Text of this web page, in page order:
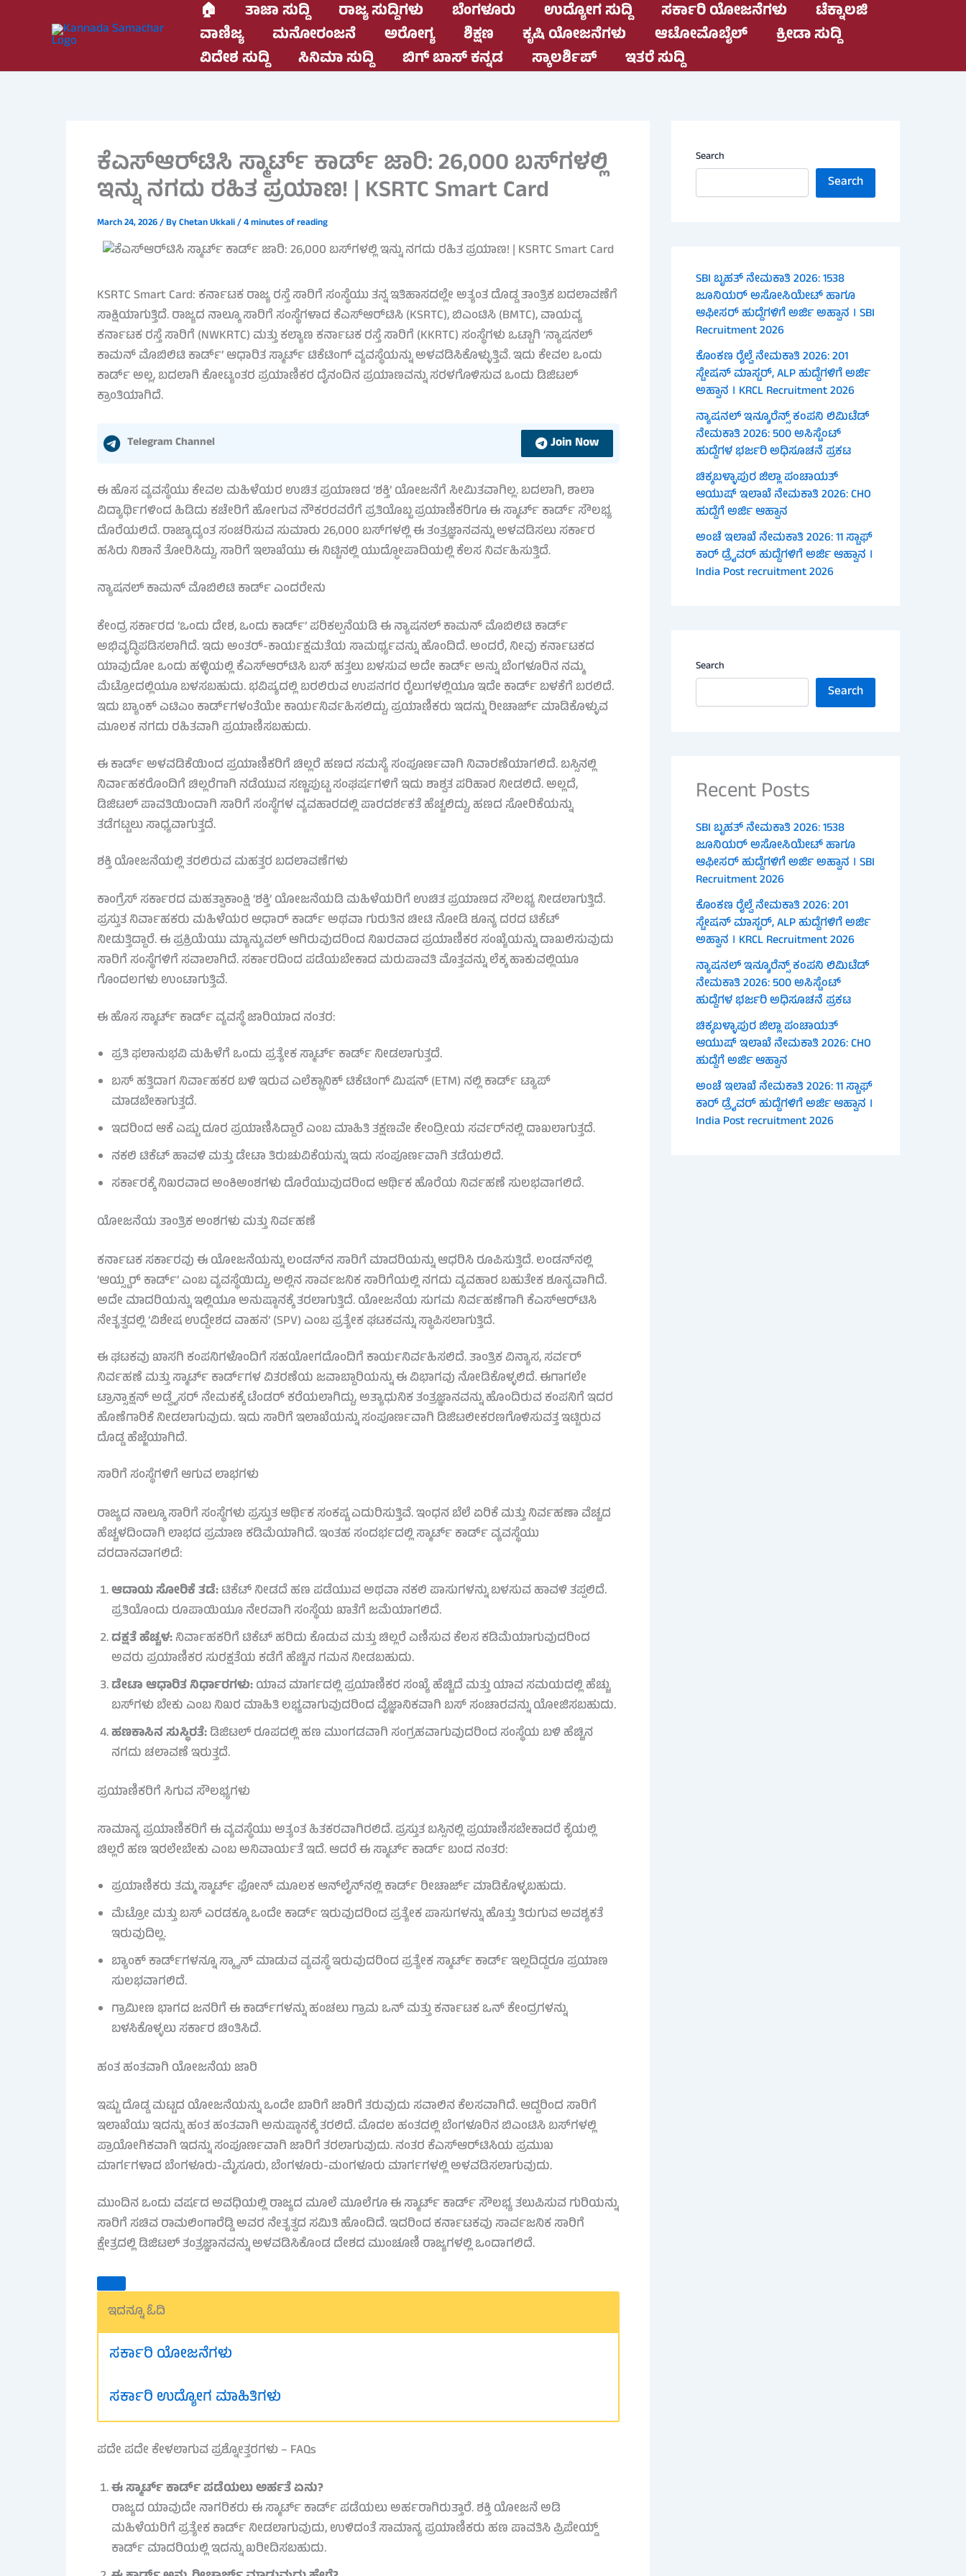
🏠 ತಾಜಾ ಸುದ್ದಿ ರಾಜ್ಯ ಸುದ್ದಿಗಳು ಬೆಂಗಳೂರು ಉದ್ಯೋಗ ಸುದ್ದಿ ಸರ್ಕಾರಿ ಯೋಜನೆಗಳು
ಟೆಕ್ನಾಲಜಿ
ವಾಣಿಜ್ಯ
ಮನೋರಂಜನೆ ಅರೋಗ್ಯ ಶಿಕ್ಷಣ ಕೃಷಿ ಯೋಜನೆಗಳು ಆಟೋಮೊಬೈಲ್
ಕ್ರೀಡಾ ಸುದ್ದಿ
ವಿದೇಶ ಸುದ್ದಿ
ಸಿನಿಮಾ ಸುದ್ದಿ ಬಿಗ್ ಬಾಸ್ ಕನ್ನಡ ಸ್ಕಾಲರ್ಶಿಪ್ ಇತರೆ ಸುದ್ದಿ
ಕೆಎಸ್‌ಆರ್‌ಟಿಸಿ ಸ್ಮಾರ್ಟ್ ಕಾರ್ಡ್ ಜಾರಿ: 26,000 ಬಸ್‌ಗಳಲ್ಲಿ
ಇನ್ನು ನಗದು ರಹಿತ ಪ್ರಯಾಣ! | KSRTC Smart Card
March 24, 2026/ ByChetan Ukkali/4 minutes of reading
KSRTC Smart Card: ಕರ್ನಾಟಕ ರಾಜ್ಯ ರಸ್ತೆ ಸಾರಿಗೆ ಸಂಸ್ಥೆಯು ತನ್ನ ಇತಿಹಾಸದಲ್ಲೇ ಅತ್ಯಂತ ದೊಡ್ಡ ತಾಂತ್ರಿಕ ಬದಲಾವಣೆಗೆ
ಸಾಕ್ಷಿಯಾಗುತ್ತಿದೆ. ರಾಜ್ಯದ ನಾಲ್ಕೂ ಸಾರಿಗೆ ಸಂಸ್ಥೆಗಳಾದ ಕೆಎಸ್‌ಆರ್‌ಟಿಸಿ (KSRTC), ಬಿಎಂಟಿಸಿ (BMTC), ವಾಯವ್ಯ
ಕರ್ನಾಟಕ ರಸ್ತೆ ಸಾರಿಗೆ (NWKRTC) ಮತ್ತು ಕಲ್ಯಾಣ ಕರ್ನಾಟಕ ರಸ್ತೆ ಸಾರಿಗೆ (KKRTC) ಸಂಸ್ಥೆಗಳು ಒಟ್ಟಾಗಿ ‘ನ್ಯಾಷನಲ್
ಕಾಮನ್ ಮೊಬಿಲಿಟಿ ಕಾರ್ಡ್’ ಆಧಾರಿತ ಸ್ಮಾರ್ಟ್ ಟಿಕೆಟಿಂಗ್ ವ್ಯವಸ್ಥೆಯನ್ನು ಅಳವಡಿಸಿಕೊಳ್ಳುತ್ತಿವೆ. ಇದು ಕೇವಲ ಒಂದು
ಕಾರ್ಡ್ ಅಲ್ಲ, ಬದಲಾಗಿ ಕೋಟ್ಯಂತರ ಪ್ರಯಾಣಿಕರ ದೈನಂದಿನ ಪ್ರಯಾಣವನ್ನು ಸರಳಗೊಳಿಸುವ ಒಂದು ಡಿಜಿಟಲ್
ಕ್ರಾಂತಿಯಾಗಿದೆ.
Telegram Channel Join Now
ಈ ಹೊಸ ವ್ಯವಸ್ಥೆಯು ಕೇವಲ ಮಹಿಳೆಯರ ಉಚಿತ ಪ್ರಯಾಣದ ‘ಶಕ್ತಿ’ ಯೋಜನೆಗೆ ಸೀಮಿತವಾಗಿಲ್ಲ. ಬದಲಾಗಿ, ಶಾಲಾ
ವಿದ್ಯಾರ್ಥಿಗಳಿಂದ ಹಿಡಿದು ಕಚೇರಿಗೆ ಹೋಗುವ ನೌಕರರವರೆಗೆ ಪ್ರತಿಯೊಬ್ಬ ಪ್ರಯಾಣಿಕರಿಗೂ ಈ ಸ್ಮಾರ್ಟ್ ಕಾರ್ಡ್ ಸೌಲಭ್ಯ
ದೊರೆಯಲಿದೆ. ರಾಜ್ಯಾದ್ಯಂತ ಸಂಚರಿಸುವ ಸುಮಾರು 26,000 ಬಸ್‌ಗಳಲ್ಲಿ ಈ ತಂತ್ರಜ್ಞಾನವನ್ನು ಅಳವಡಿಸಲು ಸರ್ಕಾರ
ಹಸಿರು ನಿಶಾನೆ ತೋರಿಸಿದ್ದು, ಸಾರಿಗೆ ಇಲಾಖೆಯು ಈ ನಿಟ್ಟಿನಲ್ಲಿ ಯುದ್ಧೋಪಾದಿಯಲ್ಲಿ ಕೆಲಸ ನಿರ್ವಹಿಸುತ್ತಿದೆ.
ನ್ಯಾಷನಲ್ ಕಾಮನ್ ಮೊಬಿಲಿಟಿ ಕಾರ್ಡ್ ಎಂದರೇನು
ಕೇಂದ್ರ ಸರ್ಕಾರದ ‘ಒಂದು ದೇಶ, ಒಂದು ಕಾರ್ಡ್’ ಪರಿಕಲ್ಪನೆಯಡಿ ಈ ನ್ಯಾಷನಲ್ ಕಾಮನ್ ಮೊಬಿಲಿಟಿ ಕಾರ್ಡ್
ಅಭಿವೃದ್ಧಿಪಡಿಸಲಾಗಿದೆ. ಇದು ಅಂತರ್-ಕಾರ್ಯಕ್ಷಮತೆಯ ಸಾಮರ್ಥ್ಯವನ್ನು ಹೊಂದಿದೆ. ಅಂದರೆ, ನೀವು ಕರ್ನಾಟಕದ
ಯಾವುದೋ ಒಂದು ಹಳ್ಳಿಯಲ್ಲಿ ಕೆಎಸ್‌ಆರ್‌ಟಿಸಿ ಬಸ್ ಹತ್ತಲು ಬಳಸುವ ಅದೇ ಕಾರ್ಡ್ ಅನ್ನು ಬೆಂಗಳೂರಿನ ನಮ್ಮ
ಮೆಟ್ರೋದಲ್ಲಿಯೂ ಬಳಸಬಹುದು. ಭವಿಷ್ಯದಲ್ಲಿ ಬರಲಿರುವ ಉಪನಗರ ರೈಲುಗಳಲ್ಲಿಯೂ ಇದೇ ಕಾರ್ಡ್ ಬಳಕೆಗೆ ಬರಲಿದೆ.
ಇದು ಬ್ಯಾಂಕ್ ಎಟಿಎಂ ಕಾರ್ಡ್‌ಗಳಂತೆಯೇ ಕಾರ್ಯನಿರ್ವಹಿಸಲಿದ್ದು, ಪ್ರಯಾಣಿಕರು ಇದನ್ನು ರೀಚಾರ್ಜ್ ಮಾಡಿಕೊಳ್ಳುವ
ಮೂಲಕ ನಗದು ರಹಿತವಾಗಿ ಪ್ರಯಾಣಿಸಬಹುದು.
ಈ ಕಾರ್ಡ್ ಅಳವಡಿಕೆಯಿಂದ ಪ್ರಯಾಣಿಕರಿಗೆ ಚಿಲ್ಲರೆ ಹಣದ ಸಮಸ್ಯೆ ಸಂಪೂರ್ಣವಾಗಿ ನಿವಾರಣೆಯಾಗಲಿದೆ. ಬಸ್ಸಿನಲ್ಲಿ
ನಿರ್ವಾಹಕರೊಂದಿಗೆ ಚಿಲ್ಲರೆಗಾಗಿ ನಡೆಯುವ ಸಣ್ಣಪುಟ್ಟ ಸಂಘರ್ಷಗಳಿಗೆ ಇದು ಶಾಶ್ವತ ಪರಿಹಾರ ನೀಡಲಿದೆ. ಅಲ್ಲದೆ,
ಡಿಜಿಟಲ್ ಪಾವತಿಯಿಂದಾಗಿ ಸಾರಿಗೆ ಸಂಸ್ಥೆಗಳ ವ್ಯವಹಾರದಲ್ಲಿ ಪಾರದರ್ಶಕತೆ ಹೆಚ್ಚಲಿದ್ದು, ಹಣದ ಸೋರಿಕೆಯನ್ನು
ತಡೆಗಟ್ಟಲು ಸಾಧ್ಯವಾಗುತ್ತದೆ.
ಶಕ್ತಿ ಯೋಜನೆಯಲ್ಲಿ ತರಲಿರುವ ಮಹತ್ತರ ಬದಲಾವಣೆಗಳು
ಕಾಂಗ್ರೆಸ್ ಸರ್ಕಾರದ ಮಹತ್ವಾಕಾಂಕ್ಷಿ ‘ಶಕ್ತಿ’ ಯೋಜನೆಯಡಿ ಮಹಿಳೆಯರಿಗೆ ಉಚಿತ ಪ್ರಯಾಣದ ಸೌಲಭ್ಯ ನೀಡಲಾಗುತ್ತಿದೆ.
ಪ್ರಸ್ತುತ ನಿರ್ವಾಹಕರು ಮಹಿಳೆಯರ ಆಧಾರ್ ಕಾರ್ಡ್ ಅಥವಾ ಗುರುತಿನ ಚೀಟಿ ನೋಡಿ ಶೂನ್ಯ ದರದ ಟಿಕೆಟ್
ನೀಡುತ್ತಿದ್ದಾರೆ. ಈ ಪ್ರಕ್ರಿಯೆಯು ಮ್ಯಾನ್ಯುವಲ್ ಆಗಿರುವುದರಿಂದ ನಿಖರವಾದ ಪ್ರಯಾಣಿಕರ ಸಂಖ್ಯೆಯನ್ನು ದಾಖಲಿಸುವುದು
ಸಾರಿಗೆ ಸಂಸ್ಥೆಗಳಿಗೆ ಸವಾಲಾಗಿದೆ. ಸರ್ಕಾರದಿಂದ ಪಡೆಯಬೇಕಾದ ಮರುಪಾವತಿ ಮೊತ್ತವನ್ನು ಲೆಕ್ಕ ಹಾಕುವಲ್ಲಿಯೂ
ಗೊಂದಲಗಳು ಉಂಟಾಗುತ್ತಿವೆ.
ಈ ಹೊಸ ಸ್ಮಾರ್ಟ್ ಕಾರ್ಡ್ ವ್ಯವಸ್ಥೆ ಜಾರಿಯಾದ ನಂತರ:
ಪ್ರತಿ ಫಲಾನುಭವಿ ಮಹಿಳೆಗೆ ಒಂದು ಪ್ರತ್ಯೇಕ ಸ್ಮಾರ್ಟ್ ಕಾರ್ಡ್ ನೀಡಲಾಗುತ್ತದೆ.
ಬಸ್ ಹತ್ತಿದಾಗ ನಿರ್ವಾಹಕರ ಬಳಿ ಇರುವ ಎಲೆಕ್ಟ್ರಾನಿಕ್ ಟಿಕೆಟಿಂಗ್ ಮಿಷನ್ (ETM) ನಲ್ಲಿ ಕಾರ್ಡ್ ಟ್ಯಾಪ್
ಮಾಡಬೇಕಾಗುತ್ತದೆ.
ಇದರಿಂದ ಆಕೆ ಎಷ್ಟು ದೂರ ಪ್ರಯಾಣಿಸಿದ್ದಾರೆ ಎಂಬ ಮಾಹಿತಿ ತಕ್ಷಣವೇ ಕೇಂದ್ರೀಯ ಸರ್ವರ್‌ನಲ್ಲಿ ದಾಖಲಾಗುತ್ತದೆ.
ನಕಲಿ ಟಿಕೆಟ್ ಹಾವಳಿ ಮತ್ತು ಡೇಟಾ ತಿರುಚುವಿಕೆಯನ್ನು ಇದು ಸಂಪೂರ್ಣವಾಗಿ ತಡೆಯಲಿದೆ.
ಸರ್ಕಾರಕ್ಕೆ ನಿಖರವಾದ ಅಂಕಿಅಂಶಗಳು ದೊರೆಯುವುದರಿಂದ ಆರ್ಥಿಕ ಹೊರೆಯ ನಿರ್ವಹಣೆ ಸುಲಭವಾಗಲಿದೆ.
ಯೋಜನೆಯ ತಾಂತ್ರಿಕ ಅಂಶಗಳು ಮತ್ತು ನಿರ್ವಹಣೆ
ಕರ್ನಾಟಕ ಸರ್ಕಾರವು ಈ ಯೋಜನೆಯನ್ನು ಲಂಡನ್‌ನ ಸಾರಿಗೆ ಮಾದರಿಯನ್ನು ಆಧರಿಸಿ ರೂಪಿಸುತ್ತಿದೆ. ಲಂಡನ್‌ನಲ್ಲಿ
‘ಆಯ್ಸ್ಟರ್ ಕಾರ್ಡ್’ ಎಂಬ ವ್ಯವಸ್ಥೆಯಿದ್ದು, ಅಲ್ಲಿನ ಸಾರ್ವಜನಿಕ ಸಾರಿಗೆಯಲ್ಲಿ ನಗದು ವ್ಯವಹಾರ ಬಹುತೇಕ ಶೂನ್ಯವಾಗಿದೆ.
ಅದೇ ಮಾದರಿಯನ್ನು ಇಲ್ಲಿಯೂ ಅನುಷ್ಠಾನಕ್ಕೆ ತರಲಾಗುತ್ತಿದೆ. ಯೋಜನೆಯ ಸುಗಮ ನಿರ್ವಹಣೆಗಾಗಿ ಕೆಎಸ್‌ಆರ್‌ಟಿಸಿ
ನೇತೃತ್ವದಲ್ಲಿ ‘ವಿಶೇಷ ಉದ್ದೇಶದ ವಾಹನ’ (SPV) ಎಂಬ ಪ್ರತ್ಯೇಕ ಘಟಕವನ್ನು ಸ್ಥಾಪಿಸಲಾಗುತ್ತಿದೆ.
ಈ ಘಟಕವು ಖಾಸಗಿ ಕಂಪನಿಗಳೊಂದಿಗೆ ಸಹಯೋಗದೊಂದಿಗೆ ಕಾರ್ಯನಿರ್ವಹಿಸಲಿದೆ. ತಾಂತ್ರಿಕ ವಿನ್ಯಾಸ, ಸರ್ವರ್
ನಿರ್ವಹಣೆ ಮತ್ತು ಸ್ಮಾರ್ಟ್ ಕಾರ್ಡ್‌ಗಳ ವಿತರಣೆಯ ಜವಾಬ್ದಾರಿಯನ್ನು ಈ ವಿಭಾಗವು ನೋಡಿಕೊಳ್ಳಲಿದೆ. ಈಗಾಗಲೇ
ಟ್ರಾನ್ಸಾಕ್ಷನ್ ಅಡ್ವೈಸರ್ ನೇಮಕಕ್ಕೆ ಟೆಂಡರ್ ಕರೆಯಲಾಗಿದ್ದು, ಅತ್ಯಾಧುನಿಕ ತಂತ್ರಜ್ಞಾನವನ್ನು ಹೊಂದಿರುವ ಕಂಪನಿಗೆ ಇದರ
ಹೊಣೆಗಾರಿಕೆ ನೀಡಲಾಗುವುದು. ಇದು ಸಾರಿಗೆ ಇಲಾಖೆಯನ್ನು ಸಂಪೂರ್ಣವಾಗಿ ಡಿಜಿಟಲೀಕರಣಗೊಳಿಸುವತ್ತ ಇಟ್ಟಿರುವ
ದೊಡ್ಡ ಹೆಜ್ಜೆಯಾಗಿದೆ.
ಸಾರಿಗೆ ಸಂಸ್ಥೆಗಳಿಗೆ ಆಗುವ ಲಾಭಗಳು
ರಾಜ್ಯದ ನಾಲ್ಕೂ ಸಾರಿಗೆ ಸಂಸ್ಥೆಗಳು ಪ್ರಸ್ತುತ ಆರ್ಥಿಕ ಸಂಕಷ್ಟ ಎದುರಿಸುತ್ತಿವೆ. ಇಂಧನ ಬೆಲೆ ಏರಿಕೆ ಮತ್ತು ನಿರ್ವಹಣಾ ವೆಚ್ಚದ
ಹೆಚ್ಚಳದಿಂದಾಗಿ ಲಾಭದ ಪ್ರಮಾಣ ಕಡಿಮೆಯಾಗಿದೆ. ಇಂತಹ ಸಂದರ್ಭದಲ್ಲಿ ಸ್ಮಾರ್ಟ್ ಕಾರ್ಡ್ ವ್ಯವಸ್ಥೆಯು
ವರದಾನವಾಗಲಿದೆ:
ಆದಾಯ ಸೋರಿಕೆ ತಡೆ:ಟಿಕೆಟ್ ನೀಡದೆ ಹಣ ಪಡೆಯುವ ಅಥವಾ ನಕಲಿ ಪಾಸುಗಳನ್ನು ಬಳಸುವ ಹಾವಳಿ ತಪ್ಪಲಿದೆ.
ಪ್ರತಿಯೊಂದು ರೂಪಾಯಿಯೂ ನೇರವಾಗಿ ಸಂಸ್ಥೆಯ ಖಾತೆಗೆ ಜಮೆಯಾಗಲಿದೆ.
ದಕ್ಷತೆ ಹೆಚ್ಚಳ:ನಿರ್ವಾಹಕರಿಗೆ ಟಿಕೆಟ್ ಹರಿದು ಕೊಡುವ ಮತ್ತು ಚಿಲ್ಲರೆ ಎಣಿಸುವ ಕೆಲಸ ಕಡಿಮೆಯಾಗುವುದರಿಂದ
ಅವರು ಪ್ರಯಾಣಿಕರ ಸುರಕ್ಷತೆಯ ಕಡೆಗೆ ಹೆಚ್ಚಿನ ಗಮನ ನೀಡಬಹುದು.
ಡೇಟಾ ಆಧಾರಿತ ನಿರ್ಧಾರಗಳು:ಯಾವ ಮಾರ್ಗದಲ್ಲಿ ಪ್ರಯಾಣಿಕರ ಸಂಖ್ಯೆ ಹೆಚ್ಚಿದೆ ಮತ್ತು ಯಾವ ಸಮಯದಲ್ಲಿ ಹೆಚ್ಚು
ಬಸ್‌ಗಳು ಬೇಕು ಎಂಬ ನಿಖರ ಮಾಹಿತಿ ಲಭ್ಯವಾಗುವುದರಿಂದ ವೈಜ್ಞಾನಿಕವಾಗಿ ಬಸ್ ಸಂಚಾರವನ್ನು ಯೋಜಿಸಬಹುದು.
ಹಣಕಾಸಿನ ಸುಸ್ಥಿರತೆ:ಡಿಜಿಟಲ್ ರೂಪದಲ್ಲಿ ಹಣ ಮುಂಗಡವಾಗಿ ಸಂಗ್ರಹವಾಗುವುದರಿಂದ ಸಂಸ್ಥೆಯ ಬಳಿ ಹೆಚ್ಚಿನ
ನಗದು ಚಲಾವಣೆ ಇರುತ್ತದೆ.
ಪ್ರಯಾಣಿಕರಿಗೆ ಸಿಗುವ ಸೌಲಭ್ಯಗಳು
ಸಾಮಾನ್ಯ ಪ್ರಯಾಣಿಕರಿಗೆ ಈ ವ್ಯವಸ್ಥೆಯು ಅತ್ಯಂತ ಹಿತಕರವಾಗಿರಲಿದೆ. ಪ್ರಸ್ತುತ ಬಸ್ಸಿನಲ್ಲಿ ಪ್ರಯಾಣಿಸಬೇಕಾದರೆ ಕೈಯಲ್ಲಿ
ಚಿಲ್ಲರೆ ಹಣ ಇರಲೇಬೇಕು ಎಂಬ ಅನಿವಾರ್ಯತೆ ಇದೆ. ಆದರೆ ಈ ಸ್ಮಾರ್ಟ್ ಕಾರ್ಡ್ ಬಂದ ನಂತರ:
ಪ್ರಯಾಣಿಕರು ತಮ್ಮ ಸ್ಮಾರ್ಟ್ ಫೋನ್ ಮೂಲಕ ಆನ್‌ಲೈನ್‌ನಲ್ಲಿ ಕಾರ್ಡ್ ರೀಚಾರ್ಜ್ ಮಾಡಿಕೊಳ್ಳಬಹುದು.
ಮೆಟ್ರೋ ಮತ್ತು ಬಸ್ ಎರಡಕ್ಕೂ ಒಂದೇ ಕಾರ್ಡ್ ಇರುವುದರಿಂದ ಪ್ರತ್ಯೇಕ ಪಾಸುಗಳನ್ನು ಹೊತ್ತು ತಿರುಗುವ ಅವಶ್ಯಕತೆ
ಇರುವುದಿಲ್ಲ.
ಬ್ಯಾಂಕ್ ಕಾರ್ಡ್‌ಗಳನ್ನೂ ಸ್ಕ್ಯಾನ್ ಮಾಡುವ ವ್ಯವಸ್ಥೆ ಇರುವುದರಿಂದ ಪ್ರತ್ಯೇಕ ಸ್ಮಾರ್ಟ್ ಕಾರ್ಡ್ ಇಲ್ಲದಿದ್ದರೂ ಪ್ರಯಾಣ
ಸುಲಭವಾಗಲಿದೆ.
ಗ್ರಾಮೀಣ ಭಾಗದ ಜನರಿಗೆ ಈ ಕಾರ್ಡ್‌ಗಳನ್ನು ಹಂಚಲು ಗ್ರಾಮ ಒನ್ ಮತ್ತು ಕರ್ನಾಟಕ ಒನ್ ಕೇಂದ್ರಗಳನ್ನು
ಬಳಸಿಕೊಳ್ಳಲು ಸರ್ಕಾರ ಚಿಂತಿಸಿದೆ.
ಹಂತ ಹಂತವಾಗಿ ಯೋಜನೆಯ ಜಾರಿ
ಇಷ್ಟು ದೊಡ್ಡ ಮಟ್ಟದ ಯೋಜನೆಯನ್ನು ಒಂದೇ ಬಾರಿಗೆ ಜಾರಿಗೆ ತರುವುದು ಸವಾಲಿನ ಕೆಲಸವಾಗಿದೆ. ಆದ್ದರಿಂದ ಸಾರಿಗೆ
ಇಲಾಖೆಯು ಇದನ್ನು ಹಂತ ಹಂತವಾಗಿ ಅನುಷ್ಠಾನಕ್ಕೆ ತರಲಿದೆ. ಮೊದಲ ಹಂತದಲ್ಲಿ ಬೆಂಗಳೂರಿನ ಬಿಎಂಟಿಸಿ ಬಸ್‌ಗಳಲ್ಲಿ
ಪ್ರಾಯೋಗಿಕವಾಗಿ ಇದನ್ನು ಸಂಪೂರ್ಣವಾಗಿ ಜಾರಿಗೆ ತರಲಾಗುವುದು. ನಂತರ ಕೆಎಸ್‌ಆರ್‌ಟಿಸಿಯ ಪ್ರಮುಖ
ಮಾರ್ಗಗಳಾದ ಬೆಂಗಳೂರು-ಮೈಸೂರು, ಬೆಂಗಳೂರು-ಮಂಗಳೂರು ಮಾರ್ಗಗಳಲ್ಲಿ ಅಳವಡಿಸಲಾಗುವುದು.
ಮುಂದಿನ ಒಂದು ವರ್ಷದ ಅವಧಿಯಲ್ಲಿ ರಾಜ್ಯದ ಮೂಲೆ ಮೂಲೆಗೂ ಈ ಸ್ಮಾರ್ಟ್ ಕಾರ್ಡ್ ಸೌಲಭ್ಯ ತಲುಪಿಸುವ ಗುರಿಯನ್ನು
ಸಾರಿಗೆ ಸಚಿವ ರಾಮಲಿಂಗಾರೆಡ್ಡಿ ಅವರ ನೇತೃತ್ವದ ಸಮಿತಿ ಹೊಂದಿದೆ. ಇದರಿಂದ ಕರ್ನಾಟಕವು ಸಾರ್ವಜನಿಕ ಸಾರಿಗೆ
ಕ್ಷೇತ್ರದಲ್ಲಿ ಡಿಜಿಟಲ್ ತಂತ್ರಜ್ಞಾನವನ್ನು ಅಳವಡಿಸಿಕೊಂಡ ದೇಶದ ಮುಂಚೂಣಿ ರಾಜ್ಯಗಳಲ್ಲಿ ಒಂದಾಗಲಿದೆ.
ಇದನ್ನೂ ಓದಿ
ಸರ್ಕಾರಿ ಯೋಜನೆಗಳು
ಸರ್ಕಾರಿ ಉದ್ಯೋಗ ಮಾಹಿತಿಗಳು
ಪದೇ ಪದೇ ಕೇಳಲಾಗುವ ಪ್ರಶ್ನೋತ್ತರಗಳು – FAQs
ಈ ಸ್ಮಾರ್ಟ್ ಕಾರ್ಡ್ ಪಡೆಯಲು ಅರ್ಹತೆ ಏನು?
ರಾಜ್ಯದ ಯಾವುದೇ ನಾಗರಿಕರು ಈ ಸ್ಮಾರ್ಟ್ ಕಾರ್ಡ್ ಪಡೆಯಲು ಅರ್ಹರಾಗಿರುತ್ತಾರೆ. ಶಕ್ತಿ ಯೋಜನೆ ಅಡಿ
ಮಹಿಳೆಯರಿಗೆ ಪ್ರತ್ಯೇಕ ಕಾರ್ಡ್ ನೀಡಲಾಗುವುದು, ಉಳಿದಂತೆ ಸಾಮಾನ್ಯ ಪ್ರಯಾಣಿಕರು ಹಣ ಪಾವತಿಸಿ ಪ್ರಿಪೇಯ್ಡ್
ಕಾರ್ಡ್ ಮಾದರಿಯಲ್ಲಿ ಇದನ್ನು ಖರೀದಿಸಬಹುದು.
Search
Search
SBI ಬೃಹತ್ ನೇಮಕಾತಿ 2026: 1538
ಜೂನಿಯರ್ ಅಸೋಸಿಯೇಟ್ ಹಾಗೂ
ಆಫೀಸರ್ ಹುದ್ದೆಗಳಿಗೆ ಅರ್ಜಿ ಅಹ್ವಾನ । SBI
Recruitment 2026
ಕೊಂಕಣ ರೈಲ್ವೆ ನೇಮಕಾತಿ 2026: 201
ಸ್ಟೇಷನ್ ಮಾಸ್ಟರ್, ALP ಹುದ್ದೆಗಳಿಗೆ ಅರ್ಜಿ
ಅಹ್ವಾನ । KRCL Recruitment 2026
ನ್ಯಾಷನಲ್ ಇನ್ಶೂರೆನ್ಸ್ ಕಂಪನಿ ಲಿಮಿಟೆಡ್
ನೇಮಕಾತಿ 2026: 500 ಅಸಿಸ್ಟೆಂಟ್
ಹುದ್ದೆಗಳ ಭರ್ಜರಿ ಅಧಿಸೂಚನೆ ಪ್ರಕಟ
ಚಿಕ್ಕಬಳ್ಳಾಪುರ ಜಿಲ್ಲಾ ಪಂಚಾಯತ್
ಆಯುಷ್ ಇಲಾಖೆ ನೇಮಕಾತಿ 2026: CHO
ಹುದ್ದೆಗೆ ಅರ್ಜಿ ಆಹ್ವಾನ
ಅಂಚೆ ಇಲಾಖೆ ನೇಮಕಾತಿ 2026: 11 ಸ್ಟಾಫ್
ಕಾರ್ ಡ್ರೈವರ್ ಹುದ್ದೆಗಳಿಗೆ ಅರ್ಜಿ ಆಹ್ವಾನ ।
India Post recruitment 2026
Search
Search
Recent Posts
SBI ಬೃಹತ್ ನೇಮಕಾತಿ 2026: 1538
ಜೂನಿಯರ್ ಅಸೋಸಿಯೇಟ್ ಹಾಗೂ
ಆಫೀಸರ್ ಹುದ್ದೆಗಳಿಗೆ ಅರ್ಜಿ ಅಹ್ವಾನ । SBI
Recruitment 2026
ಕೊಂಕಣ ರೈಲ್ವೆ ನೇಮಕಾತಿ 2026: 201
ಸ್ಟೇಷನ್ ಮಾಸ್ಟರ್, ALP ಹುದ್ದೆಗಳಿಗೆ ಅರ್ಜಿ
ಅಹ್ವಾನ । KRCL Recruitment 2026
ನ್ಯಾಷನಲ್ ಇನ್ಶೂರೆನ್ಸ್ ಕಂಪನಿ ಲಿಮಿಟೆಡ್
ನೇಮಕಾತಿ 2026: 500 ಅಸಿಸ್ಟೆಂಟ್
ಹುದ್ದೆಗಳ ಭರ್ಜರಿ ಅಧಿಸೂಚನೆ ಪ್ರಕಟ
ಚಿಕ್ಕಬಳ್ಳಾಪುರ ಜಿಲ್ಲಾ ಪಂಚಾಯತ್
ಆಯುಷ್ ಇಲಾಖೆ ನೇಮಕಾತಿ 2026: CHO
ಹುದ್ದೆಗೆ ಅರ್ಜಿ ಆಹ್ವಾನ
ಅಂಚೆ ಇಲಾಖೆ ನೇಮಕಾತಿ 2026: 11 ಸ್ಟಾಫ್
ಕಾರ್ ಡ್ರೈವರ್ ಹುದ್ದೆಗಳಿಗೆ ಅರ್ಜಿ ಆಹ್ವಾನ ।
India Post recruitment 2026